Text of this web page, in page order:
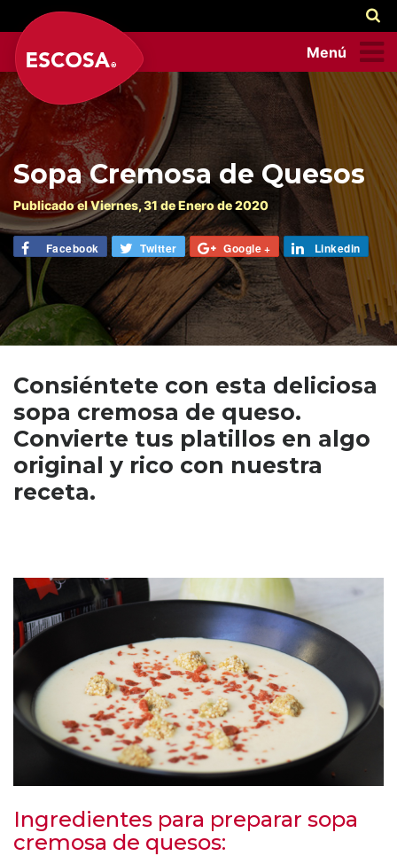
Menú
Sopa Cremosa de Quesos
Publicado elViernes, 31 deEnerode 2020
Facebook Twitter Google + Linkedin
Consiéntete con esta deliciosa
sopa cremosa de queso.
Convierte tus platillos en algo
original y rico con nuestra
receta.
Ingredientes para preparar sopa
cremosa de quesos: